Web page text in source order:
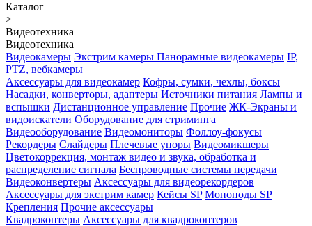
Каталог
>
Видеотехника
Видеотехника
Видеокамеры Экстрим камеры Панорамные видеокамеры IP,
PTZ, вебкамеры
Аксессуары для видеокамер Кофры, сумки, чехлы, боксы
Насадки, конверторы, адаптеры Источники питания Лампы и
вспышки Дистанционное управление Прочие ЖК-Экраны и
видоискатели Оборудование для стриминга
Видеооборудование Видеомониторы Фоллоу-фокусы
Рекордеры Слайдеры Плечевые упоры Видеомикшеры
Цветокоррекция, монтаж видео и звука, обработка и
распределение сигнала Беспроводные системы передачи
Видеоконвертеры Аксессуары для видеорекордеров
Аксессуары для экстрим камер Кейсы SP Моноподы SP
Крепления Прочие аксессуары
Квадрокоптеры Аксессуары для квадрокоптеров